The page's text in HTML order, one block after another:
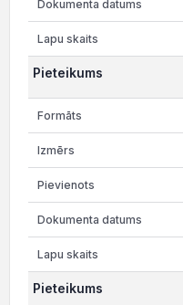
Pieteikums
Pieteikums